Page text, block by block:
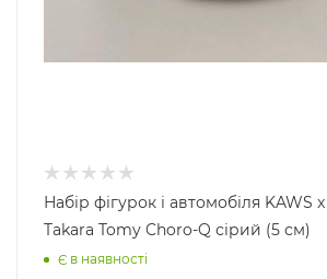
Набір фігурок і автомобіля KAWS
Takara Tomy Choro-Q сірий (5 см)
Є в наявності